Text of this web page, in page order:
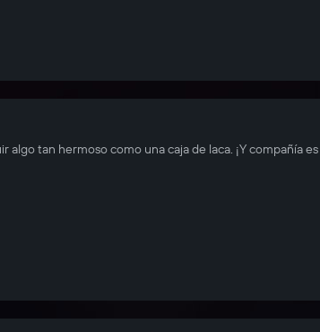
tan hermoso como una caja de laca. ¡Y compañía